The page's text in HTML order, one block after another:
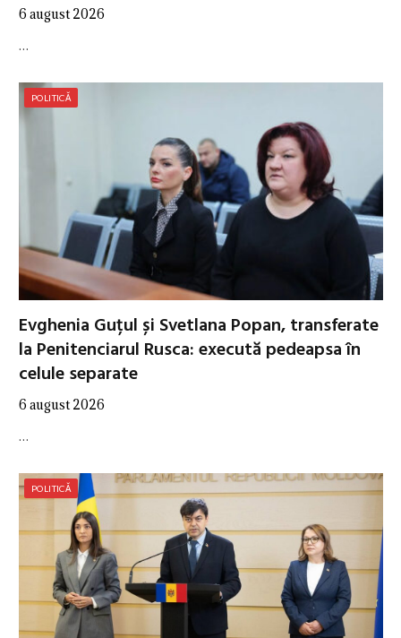
6 august 2026
…
POLITICĂ
Evghenia Guțul și Svetlana Popan, transferate
la Penitenciarul Rusca: execută pedeapsa în
celule separate
6 august 2026
…
POLITICĂ